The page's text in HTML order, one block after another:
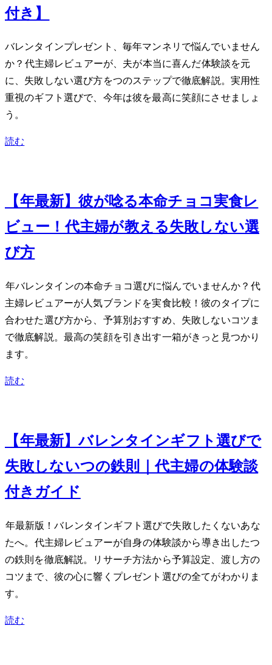
付き】
バレンタインプレゼント、毎年マンネリで悩んでいません
か？40代主婦レビュアーが、夫が本当に喜んだ体験談を元
に、失敗しない選び方を5つのステップで徹底解説。実用性
重視のギフト選びで、今年は彼を最高に笑顔にさせましょ
う。
読む
【2024年最新】彼が唸る本命チョコ実食レ
ビュー！40代主婦が教える失敗しない選
び方
2024年バレンタインの本命チョコ選びに悩んでいませんか？40代
主婦レビュアーが人気ブランドを実食比較！彼のタイプに
合わせた選び方から、予算別おすすめ、失敗しないコツま
で徹底解説。最高の笑顔を引き出す一箱がきっと見つかり
ます。
読む
【2024年最新】バレンタインギフト選びで
失敗しない7つの鉄則｜40代主婦の体験談
付きガイド
2024年最新版！バレンタインギフト選びで失敗したくないあな
たへ。40代主婦レビュアーが自身の体験談から導き出した7つ
の鉄則を徹底解説。リサーチ方法から予算設定、渡し方の
コツまで、彼の心に響くプレゼント選びの全てがわかりま
す。
読む